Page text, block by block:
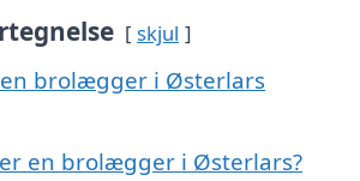
skjul
brolægger i Østerlars
en brolægger i Østerlars?